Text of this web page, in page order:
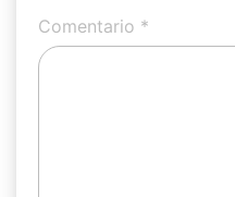
Comentario *